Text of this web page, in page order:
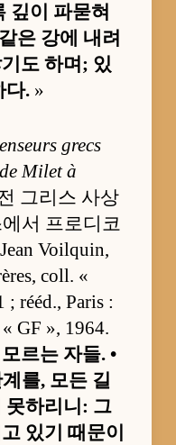
깊이 파묻혀
은 강에 내려
도 하며; 있
다. »
grecs
Milet à
그리스 사상
서 프로디코
Voilquin,
coll. «
; rééd., Paris :
GF », 1964.
르는 자들. •
를, 모든 길
못하리니: 그
있기 때문이